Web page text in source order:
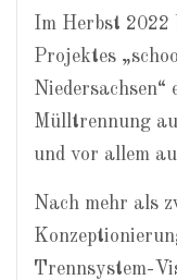
Im Herbst 2022
Projektes
Mülltrennung
und vor allem
Nach mehr als
Trennsystem-